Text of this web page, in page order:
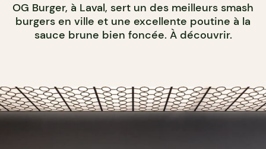
OG Burger, à Laval, sert un des meilleurs smash
burgers en ville et une excellente poutine à la
sauce brune bien foncée. À découvrir.